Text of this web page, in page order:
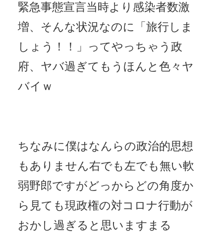
緊急事態宣言当時より感染者数激
増、そんな状況なのに「旅行しま
しょう！！」ってやっちゃう政
府、ヤバ過ぎてもうほんと色々ヤ
バイｗ
ちなみに僕はなんらの政治的思想
もありません右でも左でも無い軟
弱野郎ですがどっからどの角度か
ら見ても現政権の対コロナ行動が
おかし過ぎると思いますまる